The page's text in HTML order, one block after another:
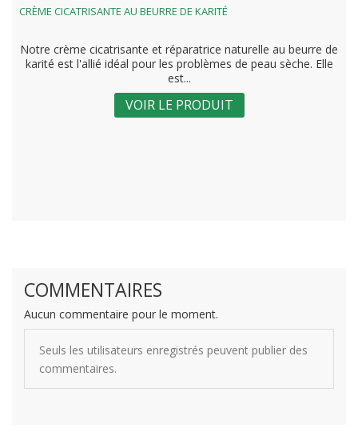
CRÈME CICATRISANTE AU BEURRE DE KARITÉ
Notre crème cicatrisante et réparatrice naturelle au beurre de
karité est l'allié idéal pour les problèmes de peau sèche. Elle
est...
VOIR LE PRODUIT
COMMENTAIRES
Aucun commentaire pour le moment.
Seuls les utilisateurs enregistrés peuvent publier des
commentaires.